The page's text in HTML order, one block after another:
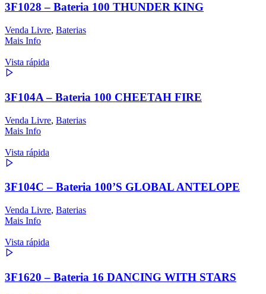
3F1028 – Bateria 100 THUNDER KING
Venda Livre, Baterias
Mais Info
Vista rápida
3F104A – Bateria 100 CHEETAH FIRE
Venda Livre, Baterias
Mais Info
Vista rápida
3F104C – Bateria 100’S GLOBAL ANTELOPE
Venda Livre, Baterias
Mais Info
Vista rápida
3F1620 – Bateria 16 DANCING WITH STARS